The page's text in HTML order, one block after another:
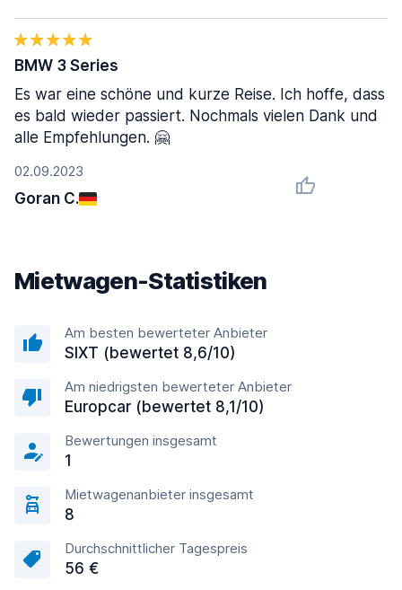
02.09.2023
Goran C.
BMW 3 Series
Es war eine schöne und kurze Reise. Ich hoffe, dass
es bald wieder passiert. Nochmals vielen Dank und
alle Empfehlungen. 🤗
Mietwagen-Statistiken
Am besten bewerteter Anbieter
SIXT (bewertet 8,6/10)
Am niedrigsten bewerteter Anbieter
Europcar (bewertet 8,1/10)
Bewertungen insgesamt
1
Mietwagenanbieter insgesamt
8
Durchschnittlicher Tagespreis
56 €